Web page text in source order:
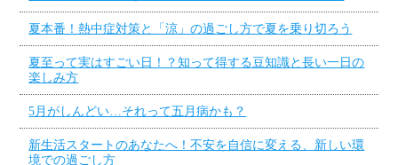
夏本番！熱中症対策と「涼」の過ごし方で夏を乗り切ろう
夏至って実はすごい日！？知って得する豆知識と長い一日の
楽しみ方
5月がしんどい…それって五月病かも？
新生活スタートのあなたへ！不安を自信に変える、新しい環
境での過ごし方